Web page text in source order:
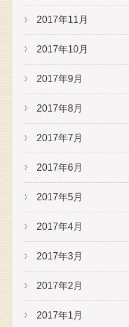
2017年11月
2017年10月
2017年9月
2017年8月
2017年7月
2017年6月
2017年5月
2017年4月
2017年3月
2017年2月
2017年1月